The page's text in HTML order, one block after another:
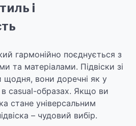
і
гармонійно поєднується з
та матеріалами. Підвіски зі
щодня, вони доречні як у
в casual-образах. Якщо ви
стане універсальним
– чудовий вибір.